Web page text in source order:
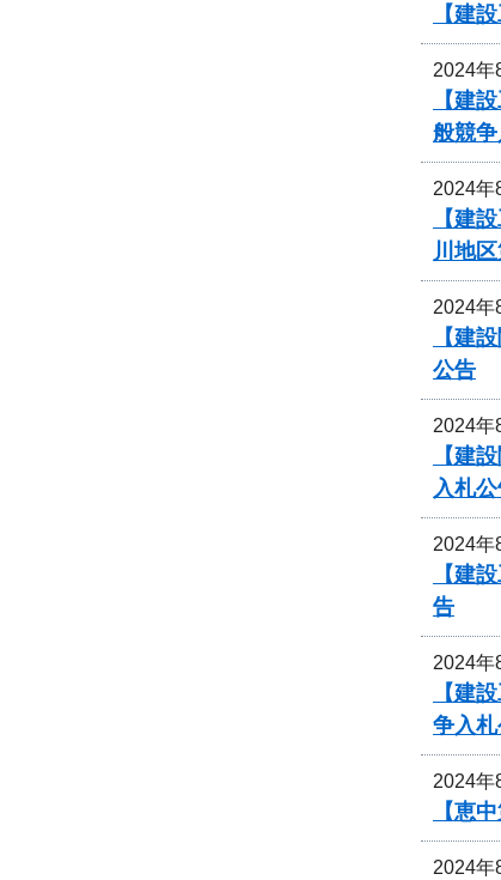
【建
2024年
【建
般競
2024年
【建
川地
2024年
【建
公告
2024年
【建
入札
2024年
【建
告
2024年
【建
争入
2024年
【恵
2024年